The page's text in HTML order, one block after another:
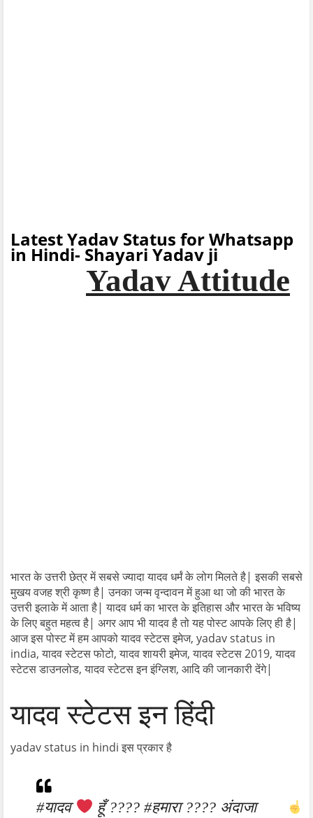
Latest Yadav Status for Whatsapp
in Hindi- Shayari Yadav ji
Yadav Attitude
भारत के उत्तरी छेत्र में सबसे ज्यादा यादव धर्मं के लोग मिलते है| इसकी सबसे
मुखय वजह श्री कृष्ण है| उनका जन्म वृन्दावन में हुआ था जो की भारत के
उत्तरी इलाके में आता है| यादव धर्म का भारत के इतिहास और भारत के भविष्य
के लिए बहुत महत्व है| अगर आप भी यादव है तो यह पोस्ट आपके लिए ही है|
आज इस पोस्ट में हम आपको यादव स्टेटस इमेज, yadav status in
india, यादव स्टेटस फोटो, यादव शायरी इमेज, यादव स्टेटस 2019, यादव
स्टेटस डाउनलोड, यादव स्टेटस इन इंग्लिश, आदि की जानकारी देंगे|
यादव स्टेटस इन हिंदी
yadav status in hindi इस प्रकार है
#यादव
हूँ ???? #हमारा ???? अंदाजा